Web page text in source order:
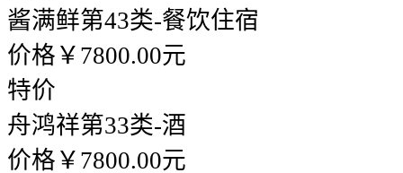
酱满鲜第43类-餐饮住宿
价格￥7800.00元
特价
舟鸿祥第33类-酒
价格￥7800.00元